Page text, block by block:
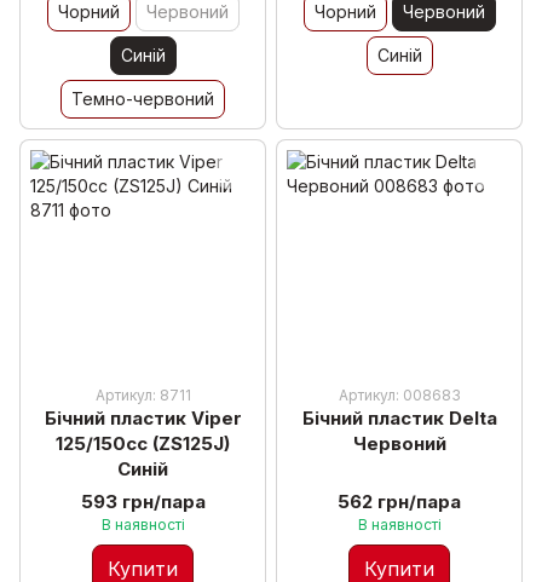
Чорний Червоний
Синій
Темно-червоний
Чорний Червоний
Синій
Артикул: 8711
Бічний пластик Viper
125/150cc (ZS125J)
Синій
593 грн/пара
В наявності
Купити
Артикул: 008683
Бічний пластик Delta
Червоний
562 грн/пара
В наявності
Купити